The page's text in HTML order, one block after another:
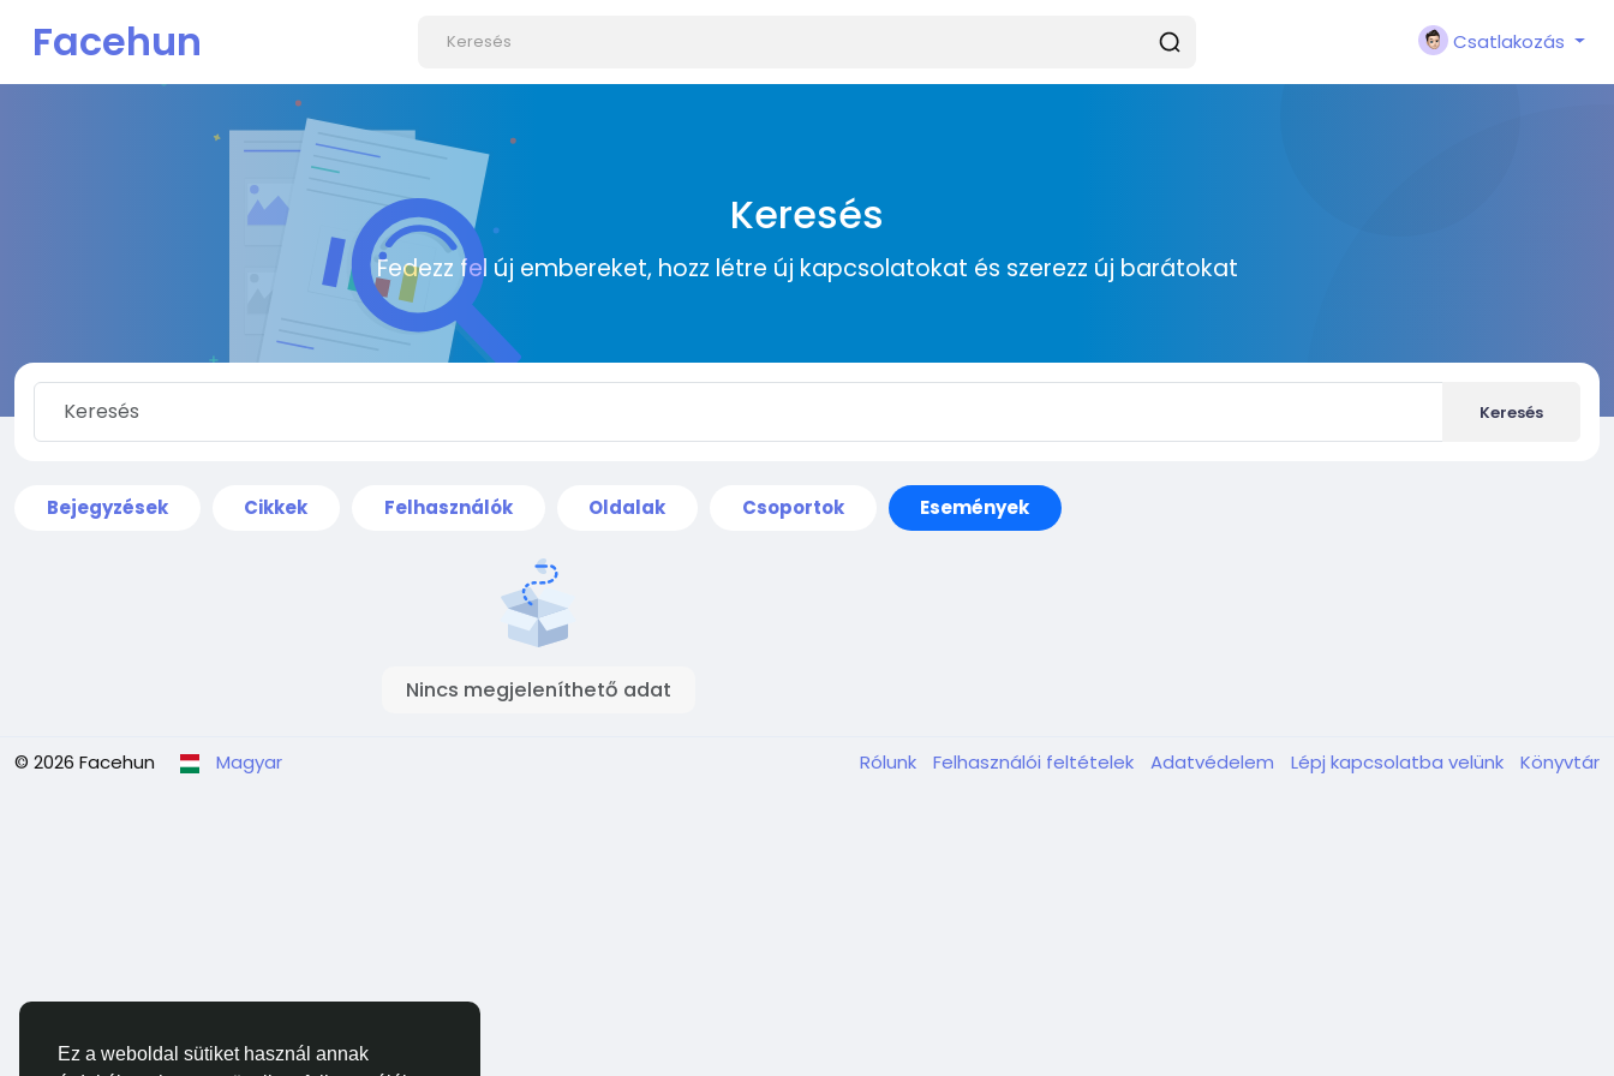
Ez a weboldal sütiket használ annak
Facehun Csatlakozás
Keresés
Fedezz fel új embereket, hozz létre új kapcsolatokat és szerezz új barátokat
Keresés
Bejegyzések Cikkek Felhasználók Oldalak Csoportok Események
Nincs megjeleníthető adat
© 2026 Facehun Magyar Rólunk Felhasználói feltételek Adatvédelem Lépj kapcsolatba velünk Könyvtár